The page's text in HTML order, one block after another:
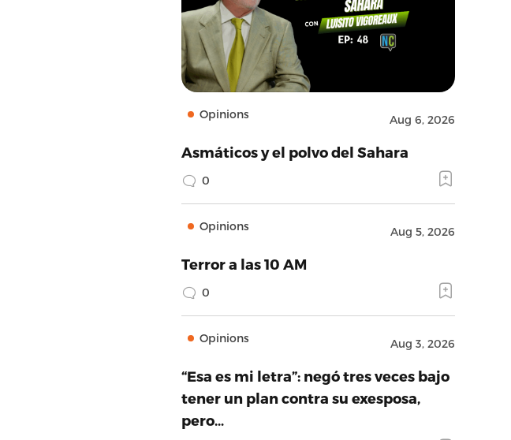
Opinions Aug 6, 2026
Asmáticos y el polvo del Sahara
0
Opinions Aug 5, 2026
Terror a las 10 AM
0
Opinions Aug 3, 2026
“Esa es mi letra”: negó tres veces bajo
tener un plan contra su exesposa,
pero…